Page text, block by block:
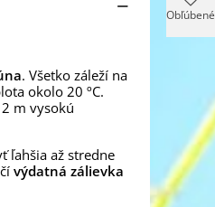
. Všetko záleží na
okolo 20 ºC.
m vysokú
ľahšia až stredne
výdatná zálievka
Obľúbené